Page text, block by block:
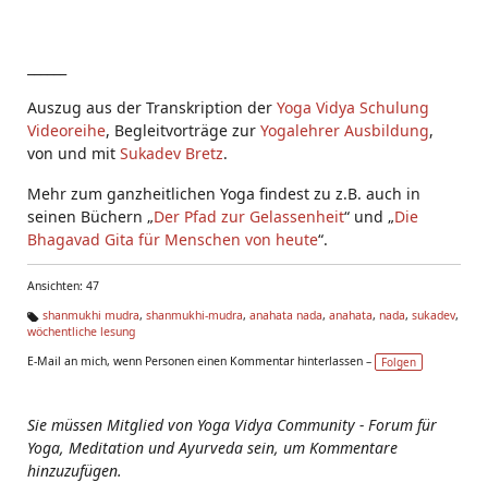
Auszug aus der Transkription der Yoga Vidya Schulung
Videoreihe, Begleitvorträge zur Yogalehrer Ausbildung,
von und mit Sukadev Bretz.
Mehr zum ganzheitlichen Yoga findest zu z.B. auch in
seinen Büchern „Der Pfad zur Gelassenheit“ und „Die
Bhagavad Gita für Menschen von heute“.
Ansichten: 47
Ta
s:
shanmukhi mudra, shanmukhi-mudra, anahata nada, anahata, nada, sukadev,
wöchentliche lesung
E-Mail an mich, wenn Personen einen Kommentar hinterlassen –
Folgen
Sie müssen Mitglied von Yoga Vidya Community - Forum für
Yoga, Meditation und Ayurveda sein, um Kommentare
hinzuzufügen.